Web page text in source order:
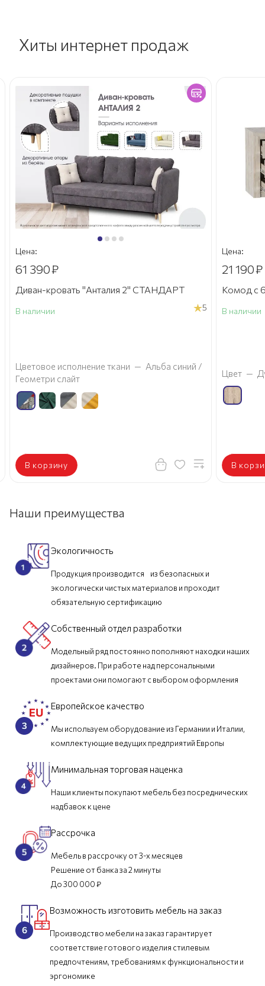
Хиты интернет продаж
Цена:
61 390₽
Диван-кровать "Анталия 2" СТАНДАРТ
В наличии 5
Цветовое исполнение ткани — Альба синий /
Геометри слайт
В корзину
Цена:
21 190₽
Комод с
В наличии
Цвет —
В
Наши преимущества
Экологичность
Продукция производится из безопасных и
экологически чистых материалов и проходит
обязательную сертификацию
Собственный отдел разработки
Модельный ряд постоянно пополняют находки наших
дизайнеров. При работе над персональными
проектами они помогают с выбором оформления
Европейское качество
Мы используем оборудование из Германии и Италии,
комплектующие ведущих предприятий Европы
Минимальная торговая наценка
Наши клиенты покупают мебель без посреднических
надбавок к цене
Рассрочка
Мебель в рассрочку от 3-х месяцев
Решение от банка за 2 минуты
До 300 000 ₽
Возможность изготовить мебель на заказ
Производство мебели на заказ гарантирует
соответствие готового изделия стилевым
предпочтениям, требованиям к функциональности и
эргономике